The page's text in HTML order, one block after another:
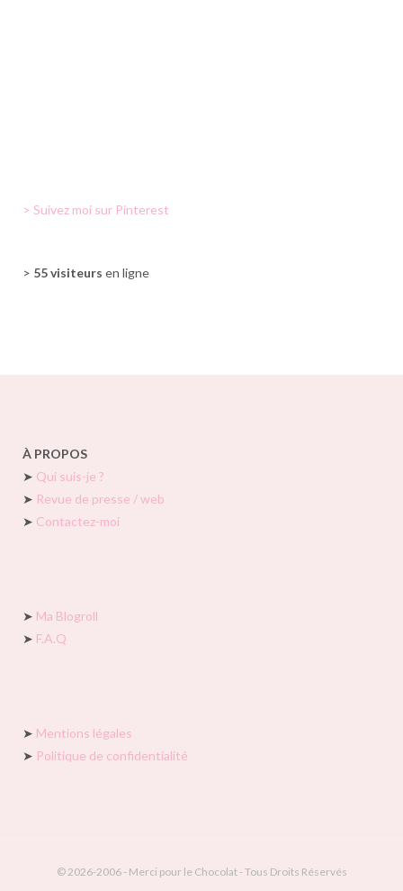
> Suivez moi sur Pinterest
> 55 visiteurs en ligne
À PROPOS
➤ Qui suis-je ?
➤ Revue de presse / web
➤ Contactez-moi
➤ Ma Blogroll
➤ F.A.Q
➤ Mentions légales
➤ Politique de confidentialité
© 2026-2006 - Merci pour le Chocolat - Tous Droits Réservés